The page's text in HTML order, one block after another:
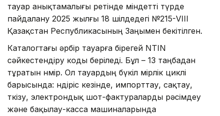
тауар анықтамалығы ретінде міндетті түрде
пайдалану 2025 жылғы 18 шілдедегі №215-VIII
Қазақстан Республикасының Заңымен бекітілген.
Каталогтағы әрбір тауарға бірегей NTIN
сәйкестендіру коды беріледі. Бұл – 13 таңбадан
тұратын нөмір. Ол тауардың бүкіл өмірлік циклі
барысында: өндіріс кезінде, импорттау, сақтау,
өткізу, электрондық шот-фактураларды рәсімдеу
және бақылау-касса машиналарында